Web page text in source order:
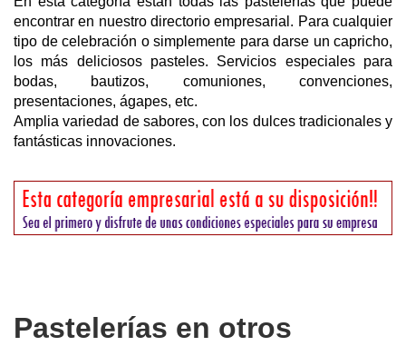
encontrar en nuestro directorio empresarial. Para cualquier
tipo de celebración o simplemente para darse un capricho,
los más deliciosos pasteles. Servicios especiales para
bodas, bautizos, comuniones, convenciones,
presentaciones, ágapes, etc.
Amplia variedad de sabores, con los dulces tradicionales y
fantásticas innovaciones.
Pastelerías en otros